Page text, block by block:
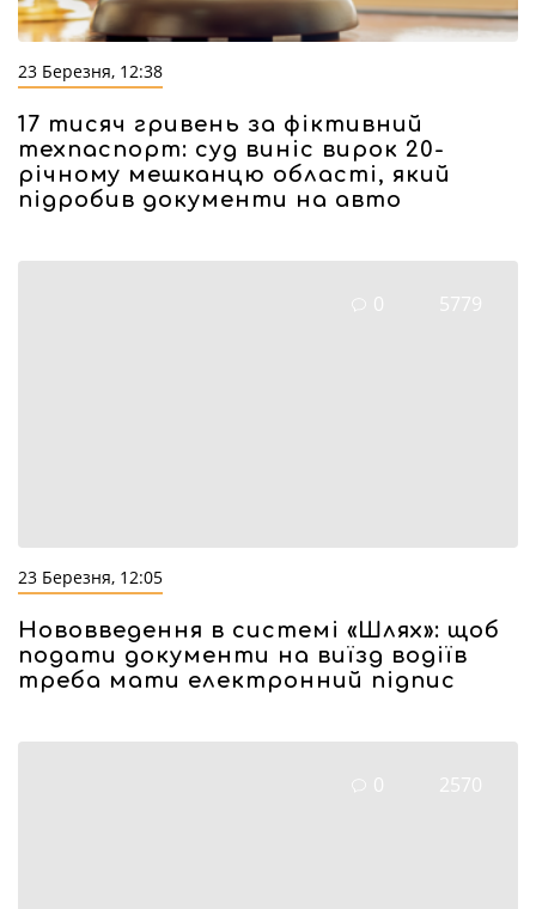
23 Березня, 12:38
17 тисяч гривень за фіктивний
техпаспорт: суд виніс вирок 20-
річному мешканцю області, який
підробив документи на авто
0 5779
23 Березня, 12:05
Нововведення в системі «Шлях»: щоб
подати документи на виїзд водіїв
треба мати електронний підпис
0 2570